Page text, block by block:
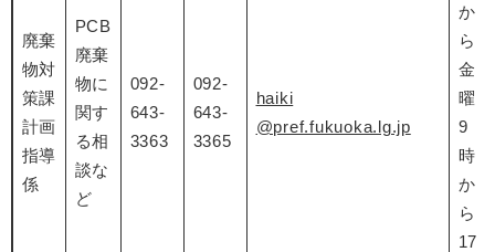
廃棄
物対
策課
計画
指導
係
PCB
廃棄
物に
関す
る相
談な
ど
092-
643-
3363
092-
643-
3365
haiki
@pref.fukuoka.lg.jp
か
ら
金
曜
9
時
か
ら
17